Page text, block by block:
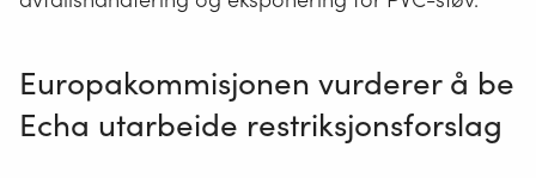
Europakommisjonen vurderer å be
Echa utarbeide restriksjonsforslag